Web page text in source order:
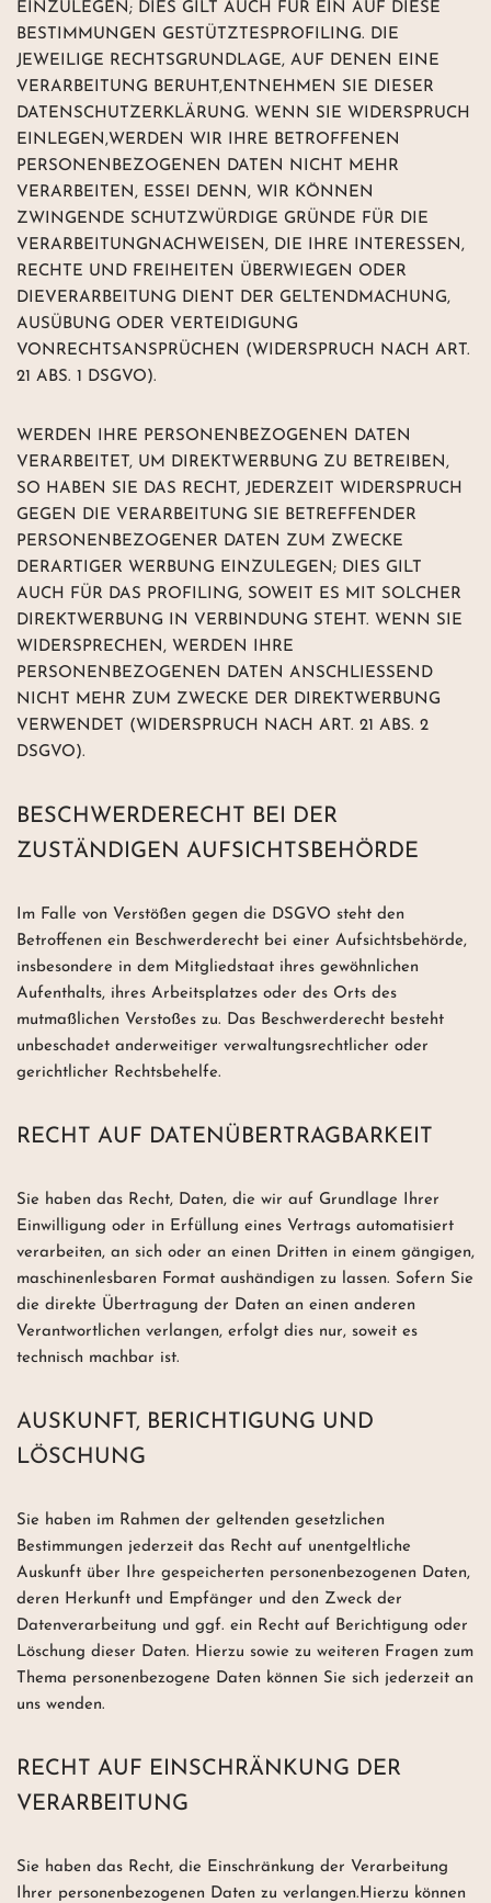
EINZULEGEN; DIES GILT AUCH FÜR EIN AUF DIESE
BESTIMMUNGEN GESTÜTZTESPROFILING. DIE
JEWEILIGE RECHTSGRUNDLAGE, AUF DENEN EINE
VERARBEITUNG BERUHT,ENTNEHMEN SIE DIESER
DATENSCHUTZERKLÄRUNG. WENN SIE WIDERSPRUCH
EINLEGEN,WERDEN WIR IHRE BETROFFENEN
PERSONENBEZOGENEN DATEN NICHT MEHR
VERARBEITEN, ESSEI DENN, WIR KÖNNEN
ZWINGENDE SCHUTZWÜRDIGE GRÜNDE FÜR DIE
VERARBEITUNGNACHWEISEN, DIE IHRE INTERESSEN,
RECHTE UND FREIHEITEN ÜBERWIEGEN ODER
DIEVERARBEITUNG DIENT DER GELTENDMACHUNG,
AUSÜBUNG ODER VERTEIDIGUNG
VONRECHTSANSPRÜCHEN (WIDERSPRUCH NACH ART.
21 ABS. 1 DSGVO).
WERDEN IHRE PERSONENBEZOGENEN DATEN
VERARBEITET, UM DIREKTWERBUNG ZU BETREIBEN,
SO HABEN SIE DAS RECHT, JEDERZEIT WIDERSPRUCH
GEGEN DIE VERARBEITUNG SIE BETREFFENDER
PERSONENBEZOGENER DATEN ZUM ZWECKE
DERARTIGER WERBUNG EINZULEGEN; DIES GILT
AUCH FÜR DAS PROFILING, SOWEIT ES MIT SOLCHER
DIREKTWERBUNG IN VERBINDUNG STEHT. WENN SIE
WIDERSPRECHEN, WERDEN IHRE
PERSONENBEZOGENEN DATEN ANSCHLIESSEND
NICHT MEHR ZUM ZWECKE DER DIREKTWERBUNG
VERWENDET (WIDERSPRUCH NACH ART. 21 ABS. 2
DSGVO).
BESCHWERDERECHT BEI DER
ZUSTÄNDIGEN AUFSICHTSBEHÖRDE
Im Falle von Verstößen gegen die DSGVO steht den
Betroffenen ein Beschwerderecht bei einer Aufsichtsbehörde,
insbesondere in dem Mitgliedstaat ihres gewöhnlichen
Aufenthalts, ihres Arbeitsplatzes oder des Orts des
mutmaßlichen Verstoßes zu. Das Beschwerderecht besteht
unbeschadet anderweitiger verwaltungsrechtlicher oder
gerichtlicher Rechtsbehelfe.
RECHT AUF DATENÜBERTRAGBARKEIT
Sie haben das Recht, Daten, die wir auf Grundlage Ihrer
Einwilligung oder in Erfüllung eines Vertrags automatisiert
verarbeiten, an sich oder an einen Dritten in einem gängigen,
maschinenlesbaren Format aushändigen zu lassen. Sofern Sie
die direkte Übertragung der Daten an einen anderen
Verantwortlichen verlangen, erfolgt dies nur, soweit es
technisch machbar ist.
AUSKUNFT, BERICHTIGUNG UND
LÖSCHUNG
Sie haben im Rahmen der geltenden gesetzlichen
Bestimmungen jederzeit das Recht auf unentgeltliche
Auskunft über Ihre gespeicherten personenbezogenen Daten,
deren Herkunft und Empfänger und den Zweck der
Datenverarbeitung und ggf. ein Recht auf Berichtigung oder
Löschung dieser Daten. Hierzu sowie zu weiteren Fragen zum
Thema personenbezogene Daten können Sie sich jederzeit an
uns wenden.
RECHT AUF EINSCHRÄNKUNG DER
VERARBEITUNG
Sie haben das Recht, die Einschränkung der Verarbeitung
Ihrer personenbezogenen Daten zu verlangen.Hierzu können